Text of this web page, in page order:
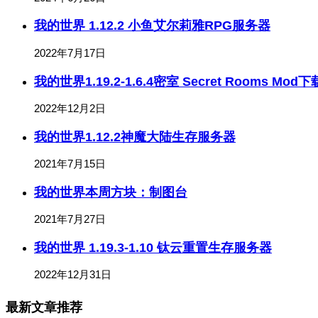
我的世界 1.12.2 小鱼艾尔莉雅RPG服务器
2022年7月17日
我的世界1.19.2-1.6.4密室 Secret Rooms Mod下
2022年12月2日
我的世界1.12.2神魔大陆生存服务器
2021年7月15日
我的世界本周方块：制图台
2021年7月27日
我的世界 1.19.3-1.10 钛云重置生存服务器
2022年12月31日
最新文章推荐